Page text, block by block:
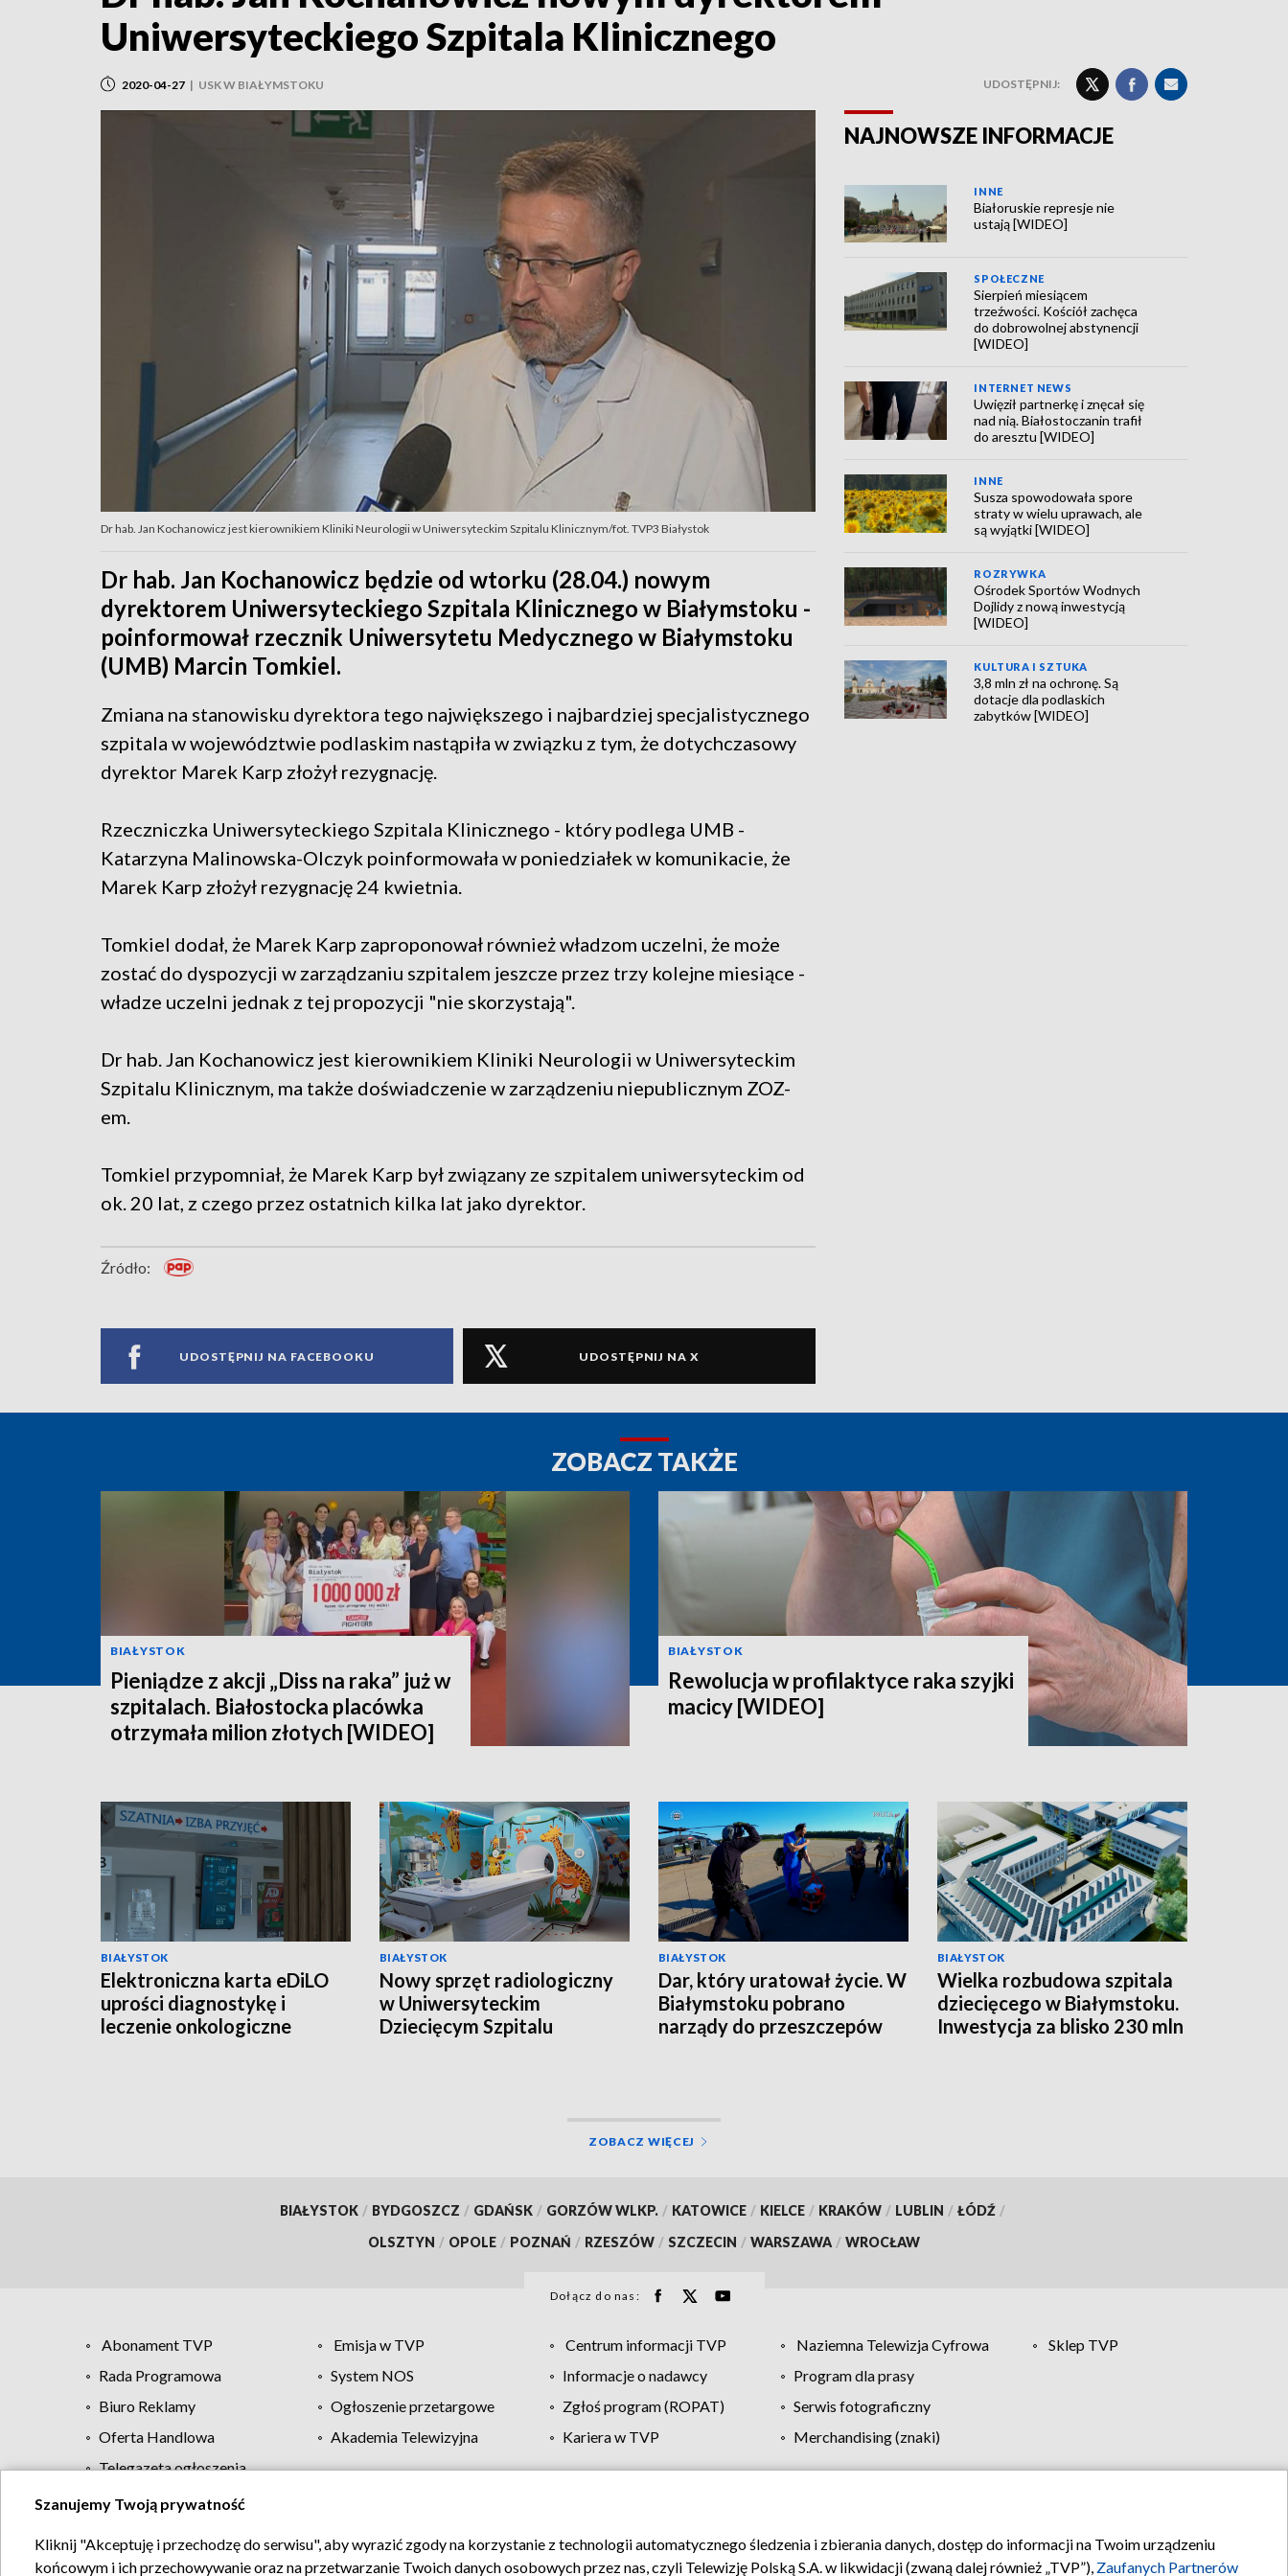
Uniwersyteckiego Szpitala Klinicznego
2020-04-27 | USK W BIAŁYMSTOKU UDOSTĘPNIJ:
Dr hab. Jan Kochanowicz jest kierownikiem Kliniki Neurologii w Uniwersyteckim Szpitalu Klinicznym/fot. TVP3 Białystok
Dr hab. Jan Kochanowicz będzie od wtorku (28.04.) nowym
dyrektorem Uniwersyteckiego Szpitala Klinicznego w Białymstoku -
poinformował rzecznik Uniwersytetu Medycznego w Białymstoku
(UMB) Marcin Tomkiel.
Zmiana na stanowisku dyrektora tego największego i najbardziej specjalistycznego
szpitala w województwie podlaskim nastąpiła w związku z tym, że dotychczasowy
dyrektor Marek Karp złożył rezygnację.
Rzeczniczka Uniwersyteckiego Szpitala Klinicznego - który podlega UMB -
Katarzyna Malinowska-Olczyk poinformowała w poniedziałek w komunikacie, że
Marek Karp złożył rezygnację 24 kwietnia.
Tomkiel dodał, że Marek Karp zaproponował również władzom uczelni, że może
zostać do dyspozycji w zarządzaniu szpitalem jeszcze przez trzy kolejne miesiące -
władze uczelni jednak z tej propozycji "nie skorzystają".
Dr hab. Jan Kochanowicz jest kierownikiem Kliniki Neurologii w Uniwersyteckim
Szpitalu Klinicznym, ma także doświadczenie w zarządzeniu niepublicznym ZOZ-
em.
Tomkiel przypomniał, że Marek Karp był związany ze szpitalem uniwersyteckim od
ok. 20 lat, z czego przez ostatnich kilka lat jako dyrektor.
Źródło:
UDOSTĘPNIJ NA FACEBOOKU UDOSTĘPNIJ NA X
NAJNOWSZE INFORMACJE
INNE
Białoruskie represje nie
ustają [WIDEO]
SPOŁECZNE
Sierpień miesiącem
trzeźwości. Kościół zachęca
do dobrowolnej abstynencji
[WIDEO]
INTERNET NEWS
Uwięził partnerkę i znęcał się
nad nią. Białostoczanin trafił
do aresztu [WIDEO]
INNE
Susza spowodowała spore
straty w wielu uprawach, ale
są wyjątki [WIDEO]
ROZRYWKA
Ośrodek Sportów Wodnych
Dojlidy z nową inwestycją
[WIDEO]
KULTURA I SZTUKA
3,8 mln zł na ochronę. Są
dotacje dla podlaskich
zabytków [WIDEO]
ZOBACZ TAKŻE
BIAŁYSTOK
Pieniądze z akcji „Diss na raka” już w
szpitalach. Białostocka placówka
otrzymała milion złotych [WIDEO]
BIAŁYSTOK
Rewolucja w profilaktyce raka szyjki
macicy [WIDEO]
BIAŁYSTOK
Elektroniczna karta eDiLO
uprości diagnostykę i
leczenie onkologiczne
BIAŁYSTOK
Nowy sprzęt radiologiczny
w Uniwersyteckim
Dziecięcym Szpitalu
BIAŁYSTOK
Dar, który uratował życie. W
Białymstoku pobrano
narządy do przeszczepów
BIAŁYSTOK
Wielka rozbudowa szpitala
dziecięcego w Białymstoku.
Inwestycja za blisko 230 mln
ZOBACZ WIĘCEJ
BIAŁYSTOK / BYDGOSZCZ / GDAŃSK / GORZÓW WLKP. / KATOWICE / KIELCE / KRAKÓW / LUBLIN / ŁÓDŹ /
OLSZTYN / OPOLE / POZNAŃ / RZESZÓW / SZCZECIN / WARSZAWA / WROCŁAW
Dołącz do nas:
Abonament TVP Emisja w TVP Centrum informacji TVP Naziemna Telewizja Cyfrowa
Sklep TVP
Rada Programowa
System NOS Informacje o nadawcy
Program dla prasy
Biuro Reklamy
Ogłoszenie przetargowe Zgłoś program (ROPAT)
Serwis fotograficzny
Oferta Handlowa
Akademia Telewizyjna Kariera w TVP
Merchandising (znaki)
Telegazeta ogłoszenia
Regulamin TVP Polityka prywatności Moje zgody Pomoc Biuro reklamy Kontakt
Szanujemy Twoją prywatność
Kliknij "Akceptuję i przechodzę do serwisu", aby wyrazić zgody na korzystanie z technologii automatycznego śledzenia i zbierania danych, dostęp do informacji na Twoim urządzeniu
końcowym i ich przechowywanie oraz na przetwarzanie Twoich danych osobowych przez nas, czyli Telewizję Polską S.A. w likwidacji (zwaną dalej również „TVP”), Zaufanych Partnerów